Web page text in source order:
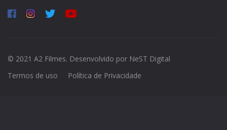
© 2021 A2 Filmes. Desenvolvido por NeST Digital
Termos de uso
Política de Privacidade